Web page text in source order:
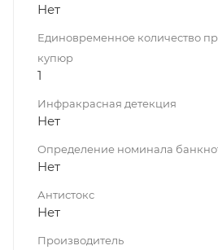
Нет
Единовременное количество
купюр
1
Инфракрасная детекция
Нет
Определение номинала
Нет
Антистокс
Нет
Производитель